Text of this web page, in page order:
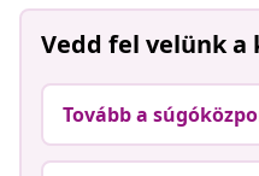
Vedd fel velünk a
Tovább a